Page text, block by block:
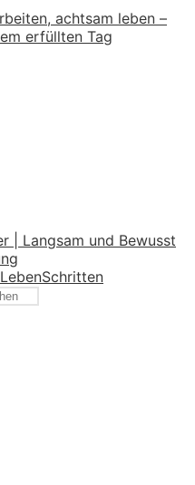
achtsam leben –
erfüllten Tag
| Langsam und Bewusst
LebenSchritten